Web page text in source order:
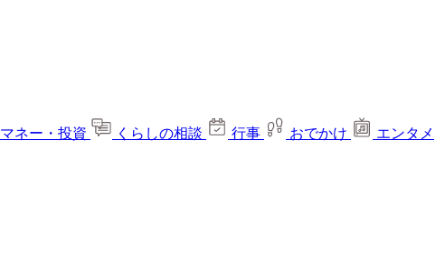
マネー・投資 くらしの相談 行事 おでかけ
エンタメ